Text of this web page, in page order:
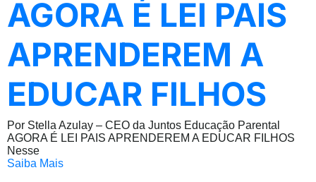
AGORA É LEI PAIS
APRENDEREM A
EDUCAR FILHOS
Por Stella Azulay – CEO da Juntos Educação Parental
AGORA É LEI PAIS APRENDEREM A EDUCAR FILHOS
Nesse
Saiba Mais